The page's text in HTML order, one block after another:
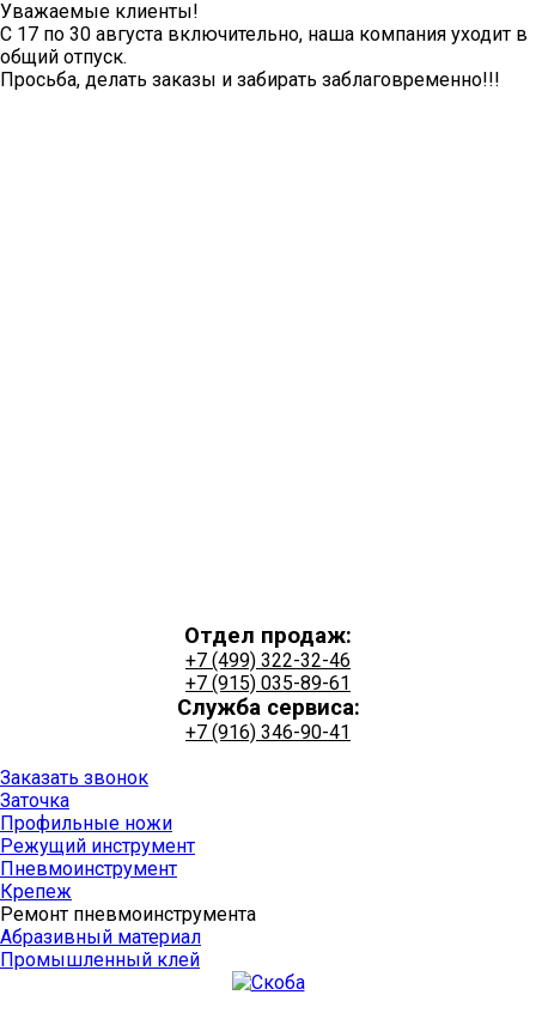
Уважаемые клиенты!
С 17 по 30 августа включительно, наша компания уходит в
общий отпуск.
Просьба, делать заказы и забирать заблаговременно!!!
Отдел продаж:
+7 (499) 322-32-46
+7 (915) 035-89-61
Служба сервиса:
+7 (916) 346-90-41
Заказать звонок
Заточка
Профильные ножи
Режущий инструмент
Пневмоинструмент
Крепеж
Ремонт пневмоинструмента
Абразивный материал
Промышленный клей